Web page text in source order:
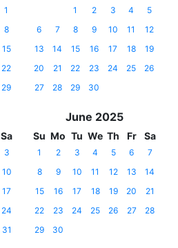
1
8
15
22
29
1 2 3 4
5
6
7 8 9 10 11
12
13
14 15 16 17 18
19
20
21 22 23 24 25
26
27
28 29 30
Sa
3
10
17
24
31
June 2025
Su Mo Tu We Th Fr Sa
1 2 3 4 5 6
7
8
9 10 11 12 13
14
15
16 17 18 19 20
21
22
23 24 25 26 27
28
29
30